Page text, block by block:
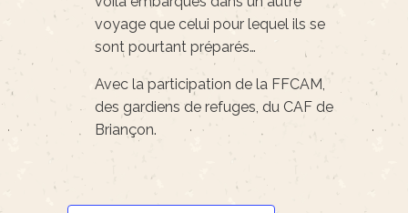
voyage que celui pour lequel ils se
sont pourtant préparés…
Avec la participation de la FFCAM,
des gardiens de refuges, du CAF de
Briançon.